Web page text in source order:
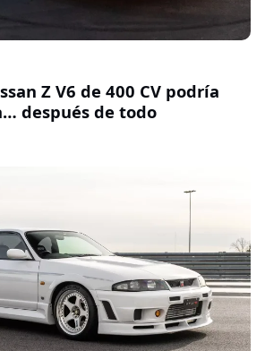
Z V6 de 400 CV podría
después de todo